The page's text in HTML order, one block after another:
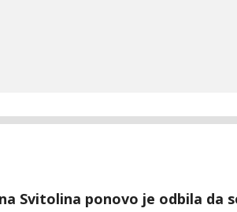
Svitolina ponovo je odbila da